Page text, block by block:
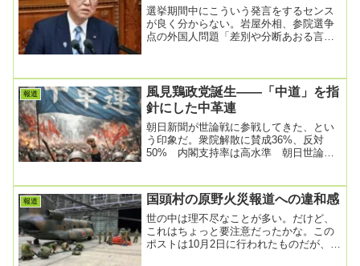
選挙期間中にこういう発言をするセンス
が良く分からない。岩屋外相、参院選争
点の外国人問題「差別や分断あおる言説
報道
風見鶏政党誕生――「中道」を指
針にした中革連
朝日新聞が世論戦に参戦してきた、とい
う印象だ。衆院解散に賛成36%、反対
50% 内閣支持率は高水準 朝日世論
報道 国頭村の原野火災報道への違和感
世の中は理不尽なことが多い。だけど、
これはちょっと要注意だったかな。この
ポストは10月2日に行われたものだが、僕